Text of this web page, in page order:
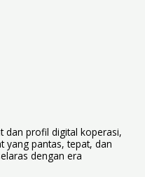
dan profil digital koperasi,
yang pantas, tepat, dan
dengan era